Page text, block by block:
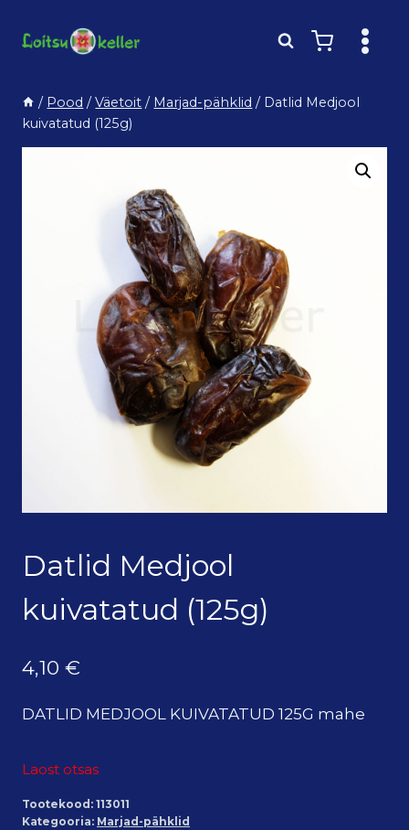
/ Pood / Väetoit / Marjad-pähklid / Datlid Medjool
kuivatatud (125g)
Datlid Medjool
kuivatatud (125g)
4,10 €
DATLID MEDJOOL KUIVATATUD 125G mahe
Laost otsas
Tootekood: 113011
Kategooria: Marjad-pähklid